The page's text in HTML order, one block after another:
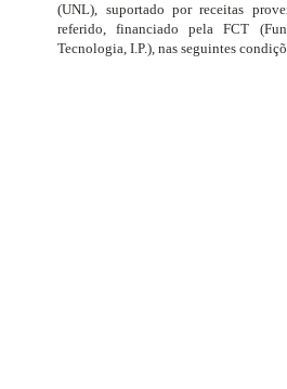
(UNL), suportado por receitas
referido, financiado pela FCT
Tecnologia, I.P.), nas seguintes